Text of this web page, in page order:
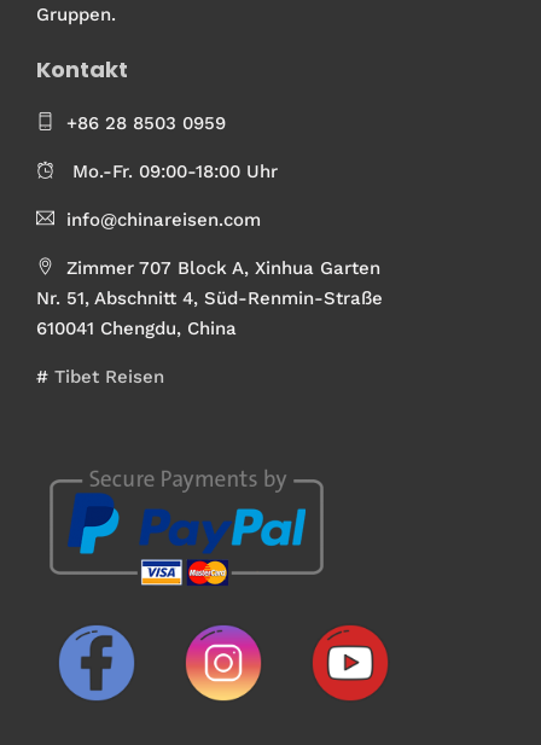
Gruppen.
Kontakt
+86 28 8503 0959
Mo.-Fr. 09:00-18:00 Uhr
info@chinareisen.com
Zimmer 707 Block A, Xinhua Garten
Nr. 51, Abschnitt 4, Süd-Renmin-Straße
610041 Chengdu, China
# Tibet Reisen